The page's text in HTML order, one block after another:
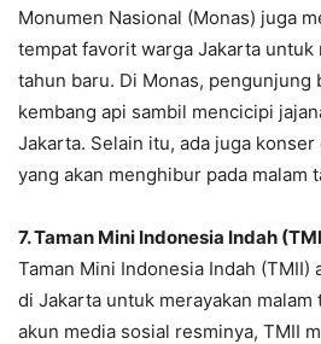
Monumen Nasional (Monas) juga
tempat favorit warga Jakarta untuk
tahun baru. Di Monas, pengunjung
kembang api sambil mencicipi
Jakarta. Selain itu, ada juga
yang akan menghibur pada malam
7. Taman Mini Indonesia Indah
Taman Mini Indonesia Indah (TMII)
di Jakarta untuk merayakan malam
akun media sosial resminya, TMII